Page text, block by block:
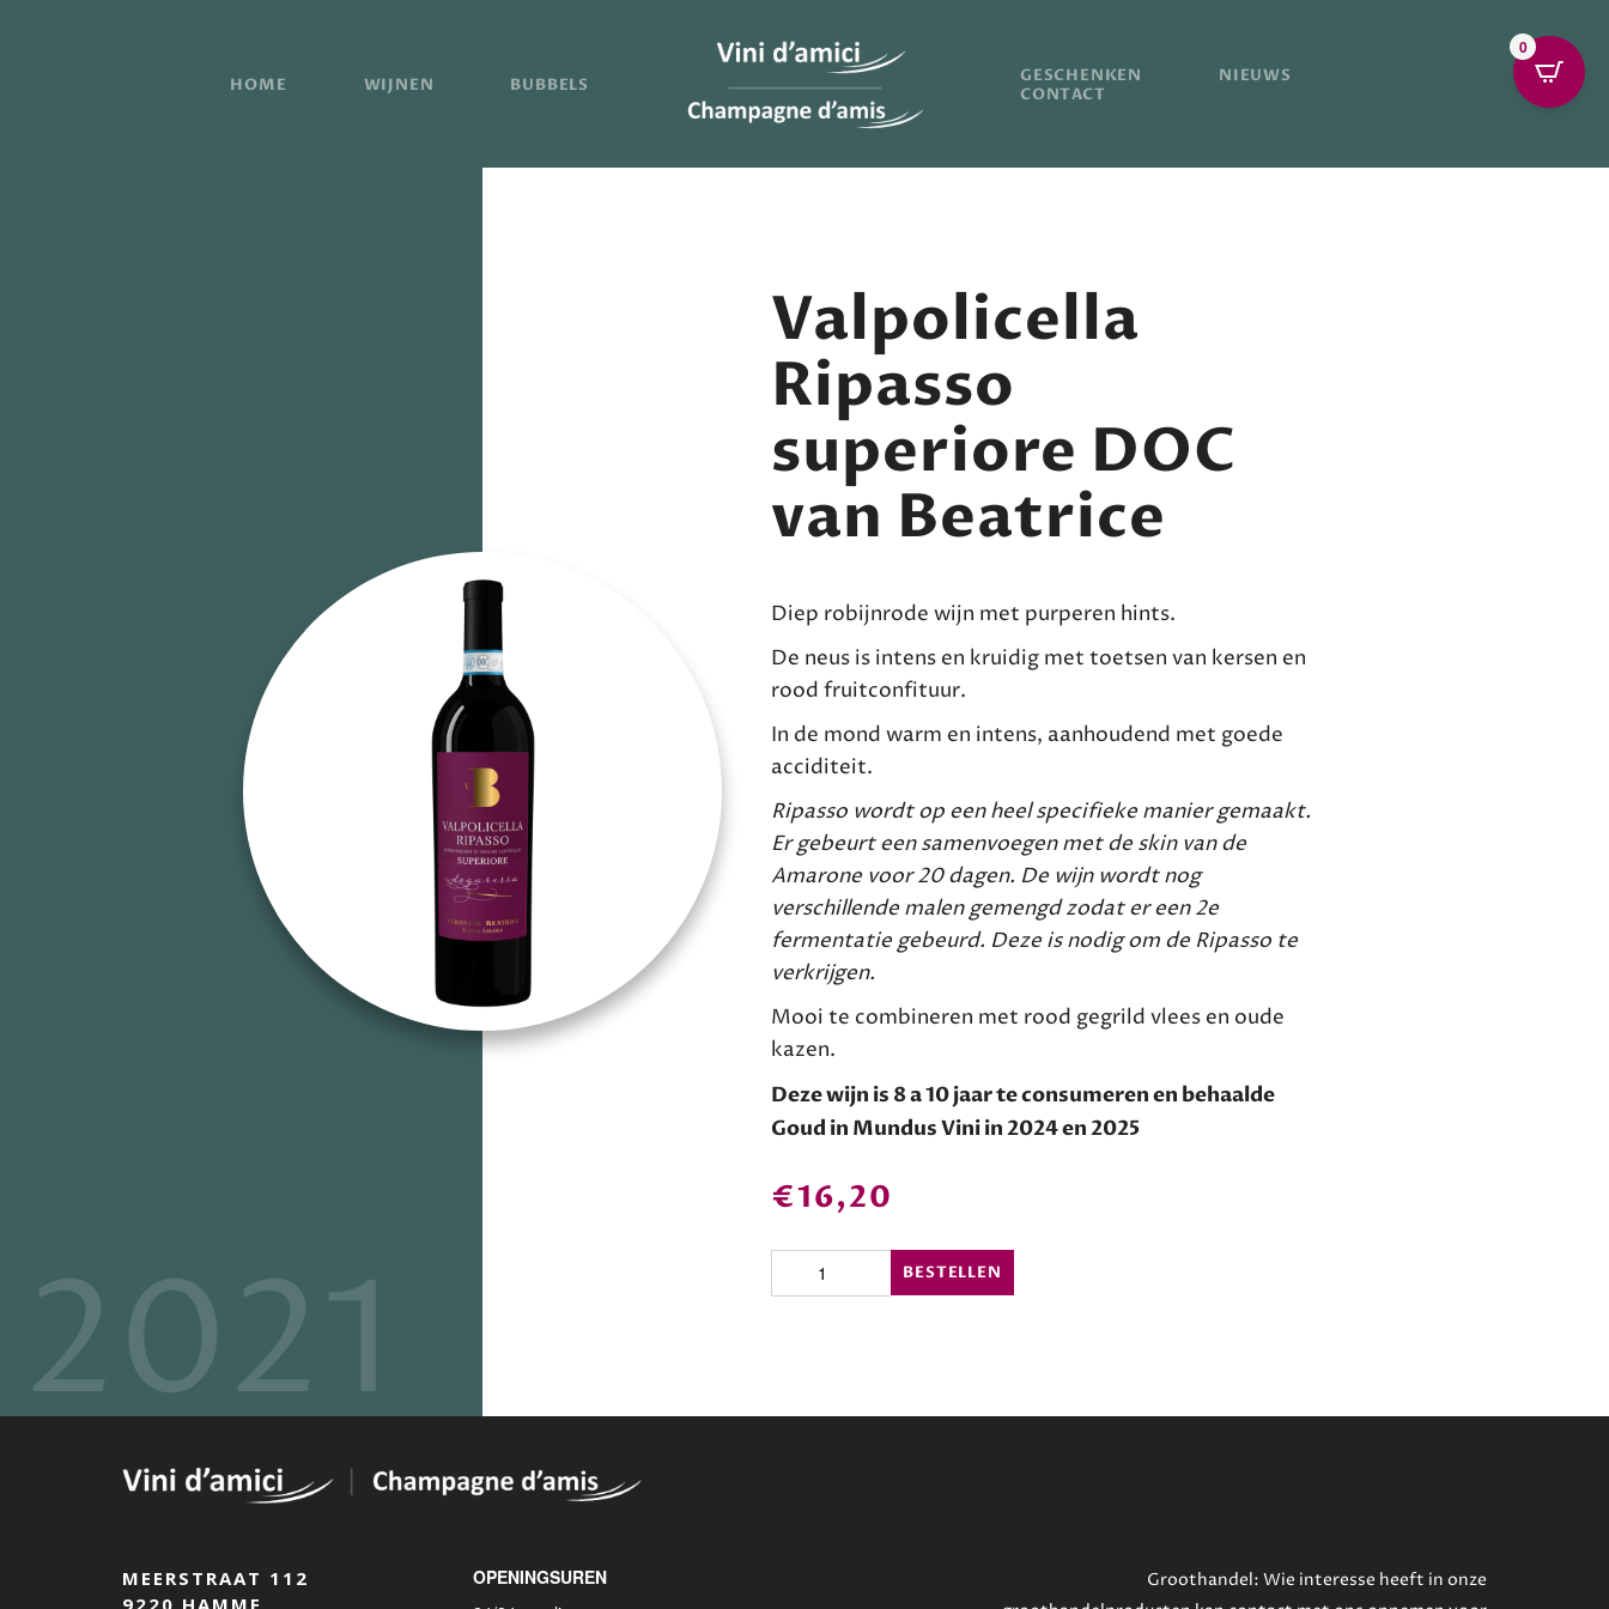
HOME WIJNEN BUBBELS GESCHENKEN
NIEUWS
CONTACT
2021
Valpolicella
Ripasso
superiore DOC
van Beatrice
Diep robijnrode wijn met purperen hints.
De neus is intens en kruidig met toetsen van kersen en
rood fruitconfituur.
In de mond warm en intens, aanhoudend met goede
acciditeit.
Ripasso wordt op een heel specifieke manier gemaakt.
Er gebeurt een samenvoegen met de skin van de
Amarone voor 20 dagen. De wijn wordt nog
verschillende malen gemengd zodat er een 2e
fermentatie gebeurd. Deze is nodig om de Ripasso te
verkrijgen.
Mooi te combineren met rood gegrild vlees en oude
kazen.
Deze wijn is 8 a 10 jaar te consumeren en behaalde
Goud in Mundus Vini in 2024 en 2025
€16,20
Ripasso
BESTELLEN
MEERSTRAAT 112
9220 HAMME
OPENINGSUREN
Groothandel: Wie interesse heeft in onze
0